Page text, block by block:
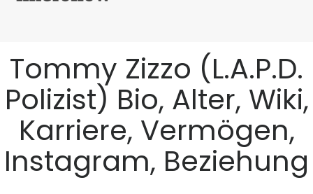
Tommy Zizzo (L.A.P.D.
Polizist) Bio, Alter, Wiki,
Karriere, Vermögen,
Instagram, Beziehung